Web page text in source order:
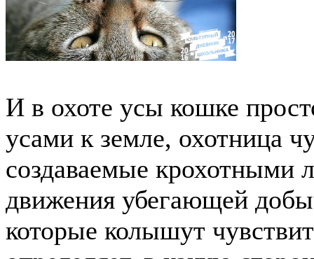
И в охоте усы кошке
усами к земле, охотница
создаваемые
движения убегающей
которые колышут